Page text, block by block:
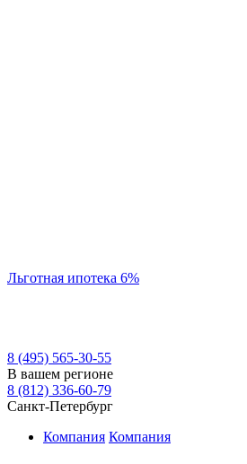
Льготная ипотека 6%
8 (495) 565-30-55
В вашем регионе
8 (812) 336-60-79
Санкт-Петербург
Компания Компания